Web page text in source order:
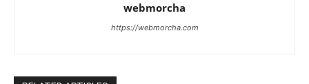
webmorcha
https://webmorcha.com